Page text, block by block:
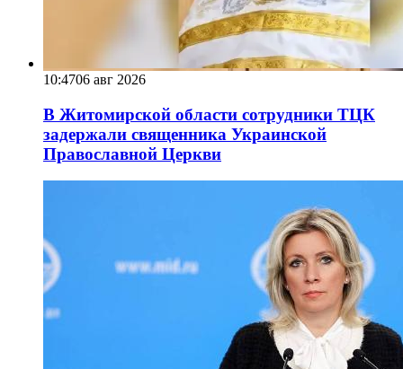
10:4706 авг 2026
В Житомирской области сотрудники ТЦК
задержали священника Украинской
Православной Церкви